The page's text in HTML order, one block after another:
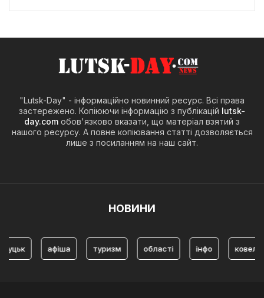
"Lutsk-Day" - інформаційно новинний ресурс. Всі права
застережено. Копіюючи інформацію з публікацій lutsk-
day.com обов'язково вказати, що матеріал взятий з
нашого ресурсу. А повне копіювання статті дозволяється
лише з посиланням на наш сайт.
НОВИНИ
афіша туризм області ковель